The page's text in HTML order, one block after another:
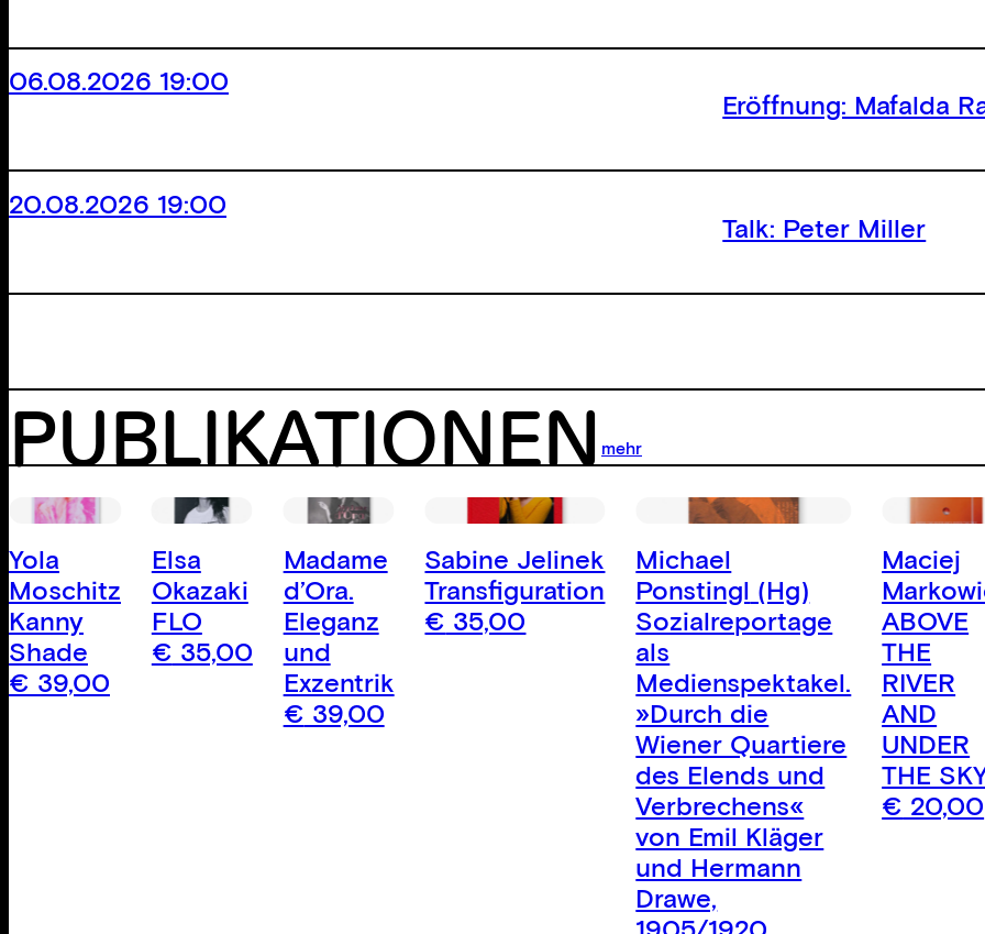
06.08.2026 19:00
Eröffnung: Mafalda
20.08.2026 19:00
Talk: Peter Miller
PUBLIKATIONENmehr
Yola
Moschitz
Kanny
Shade
€ 39,00
Elsa
Okazaki
FLO
€ 35,00
Madame
d’Ora.
Eleganz
und
Exzentrik
€ 39,00
Sabine Jelinek
Transfiguration
€ 35,00
Michael
Ponstingl (Hg)
Sozialreportage
als
Medienspektakel.
»Durch die
Wiener Quartiere
des Elends und
Verbrechens«
von Emil Kläger
und Hermann
Drawe,
Maciej
ABOVE
THE
RIVER
AND
UNDER
THE
€ 20,00